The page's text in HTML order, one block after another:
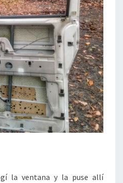
la ventana y la puse allí